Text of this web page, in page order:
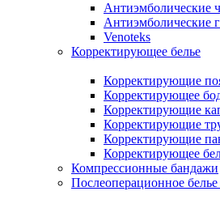
Антиэмболические
Антиэмболические
Venoteks
Корректирующее белье
Корректирующие
Корректирующее
Корректирующие
Корректирующие
Корректирующие
Корректирующее
Компрессионные бандажи
Послеоперационное